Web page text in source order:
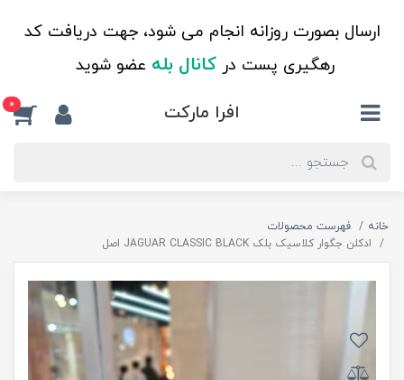
ارسال بصورت روزانه انجام می شود، جهت دریافت کد
رهگیری پست درکانال بله عضو شوید
افرا مارکت 0
خانه
فهرست محصولات
ادکلن جگوار کلاسیک بلک JAGUAR CLASSIC BLACK اصل